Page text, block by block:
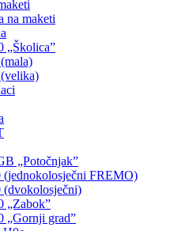
na maketi
„Školica”
„Potočnjak”
FREMO)
„Zabok”
„Gornji grad”